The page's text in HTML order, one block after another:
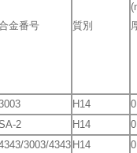
金番号 質別
H14
2
H14
3003/4343 H14